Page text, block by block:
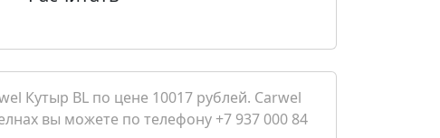
Кутыр BL по цене 10017 рублей. Carwel
вы можете по телефону +7 937 000 84